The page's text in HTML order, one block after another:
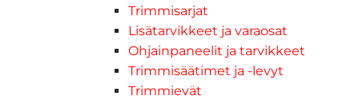
Trimmisarjat
Lisätarvikkeet ja varaosat
Ohjainpaneelit ja tarvikkeet
Trimmisäätimet ja -levyt
Trimmievät